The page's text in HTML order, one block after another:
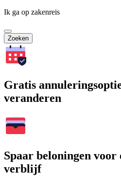
Ik ga op zakenreis
Zoeken
Gratis
veranderen
Spaar beloningen voor
verblijf